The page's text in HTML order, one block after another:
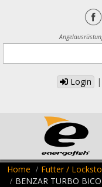
Login |
Home Futter /
BENZAR TURBO